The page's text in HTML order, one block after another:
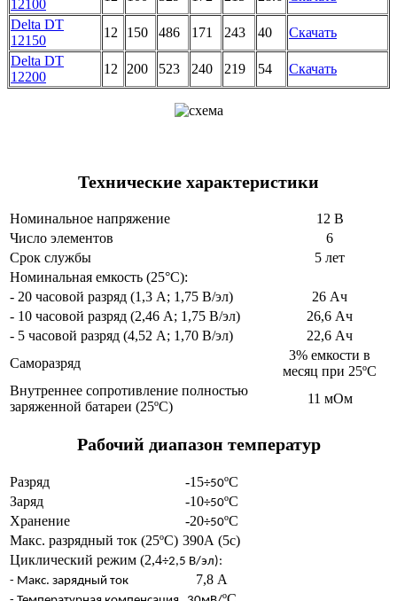
12100
Delta DT
12150
12 150 486 171 243 40
Скачать
Delta DT
12200
12 200 523 240 219 54 Скачать
Технические характеристики
Номинальное напряжение
12 В
Число элементов
6
Срок службы
5 лет
Номинальная емкость (25°С):
- 20 часовой разряд (1,3 А; 1,75 В/эл)
26 Ач
- 10 часовой разряд (2,46 А; 1,75 В/эл)
26,6 Ач
- 5 часовой разряд (4,52 А; 1,70 В/эл)
22,6 Ач
Саморазряд
3% емкости в
месяц при 25ºС
Внутреннее сопротивление полностью
заряженной батареи (25ºС)
11 мОм
Рабочий диапазон температур
Разряд -15÷50ºС
Заряд
-10÷50ºС
Хранение
-20÷50ºС
Макс. разрядный ток (25ºС) 390А (5с)
Циклический режим (2,4÷2,5 В/эл):
- Макс. зарядный ток
7,8 А